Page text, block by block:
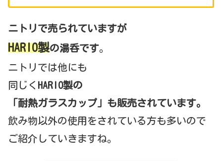
ニトリで売られていますが
HARIO製の湯呑です。
ニトリでは他にも
同じく HARIO製の
「耐熱ガラスカップ」も販売されています。
飲み物以外の使用をされている方も多いので
ご紹介していきますね。